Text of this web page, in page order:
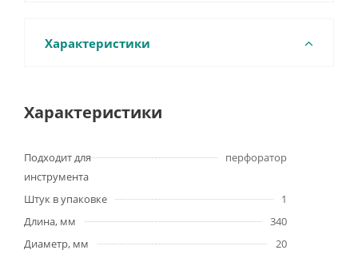
Характеристики
Характеристики
Подходит для
инструмента
перфоратор
Штук в упаковке
1
Длина, мм
340
Диаметр, мм
20